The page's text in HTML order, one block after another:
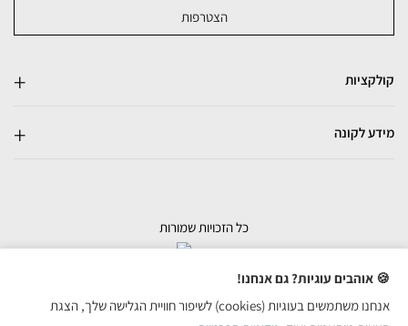
קולקציות
מידע לקונה
בניית אתרי מכירות
כל הזכויות שמורות
🍪 אוהבים עוגיות? גם אנחנו!
אנחנו משתמשים בעוגיות (cookies) לשיפור חוויית הגלישה שלך, הצגת